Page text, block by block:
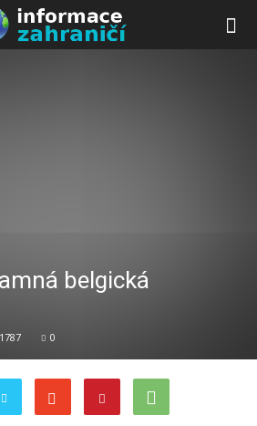
belgická
1787 0